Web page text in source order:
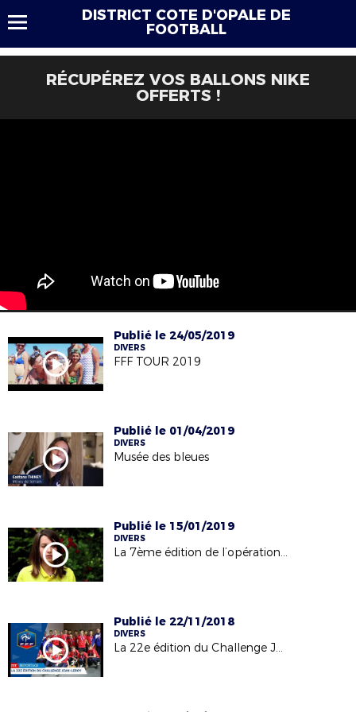
DISTRICT COTE D'OPALE DE
FOOTBALL
RÉCUPÉREZ VOS BALLONS NIKE
OFFERTS !
Publié le 24/05/2019
DIVERS
FFF TOUR 2019
Publié le 01/04/2019
DIVERS
Musée des bleues
Publié le 15/01/2019
DIVERS
La 7ème édition de l’opération « Mesdames, franchissez la barrière ! » est lancée ...
Publié le 22/11/2018
DIVERS
La 22e édition du Challenge Jean-Leroy, reportage I FFF 2018